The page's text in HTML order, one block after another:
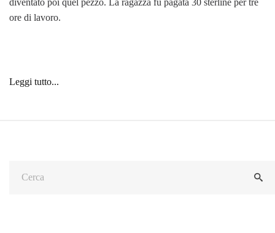
ore di lavoro.
Leggi tutto...